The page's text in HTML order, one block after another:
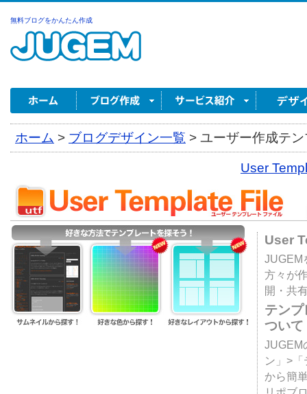
無料ブログをかんたん作成
ホーム > ブログデザイン一覧 > ユーザー作成テ
User
User
JUGEM
方々が
開・共
テン
ついて
JUGEM
ン」>
から簡